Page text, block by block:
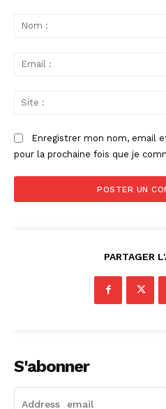
Enregistrer mon nom, email
pour la prochaine fois que je
PARTAGER
S'abonner